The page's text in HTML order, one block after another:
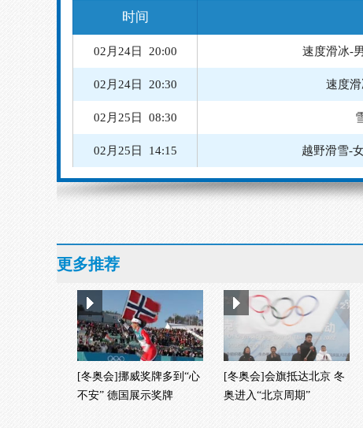
时间
02月24日 20:00 速度滑冰-
02月24日 20:30 速度
02月25日 08:30
02月25日 14:15 越野滑雪-
02月24日 10:07
更多推荐
[冬奥会]挪威奖牌多到“心
不安” 德国展示奖牌
[冬奥会]会旗抵达北京 冬
奥进入“北京周期”